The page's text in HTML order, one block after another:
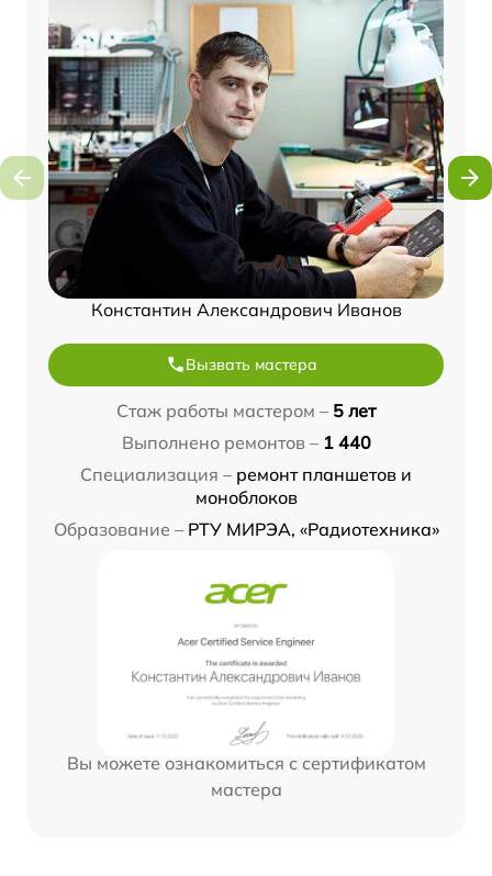
Константин Александрович Иванов
Вызвать мастера
Стаж работы мастером – 5 лет
Выполнено ремонтов – 1 440
Специализация – ремонт планшетов и
моноблоков
Образование – РТУ МИРЭА, «Радиотехника»
Вы можете ознакомиться с сертификатом
мастера